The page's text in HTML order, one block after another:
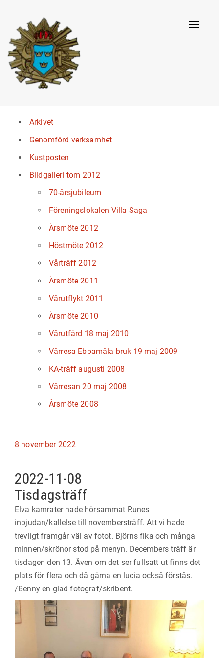
Arkivet
Genomförd verksamhet
Kustposten
Bildgalleri tom 2012
70-årsjubileum
Föreningslokalen Villa Saga
Årsmöte 2012
Höstmöte 2012
Vårträff 2012
Årsmöte 2011
Vårutflykt 2011
Årsmöte 2010
Vårutfärd 18 maj 2010
Vårresa Ebbamåla bruk 19 maj 2009
KA-träff augusti 2008
Vårresan 20 maj 2008
Årsmöte 2008
Publicerad
8 november 2022
2022-11-08
Tisdagsträff
Elva kamrater hade hörsammat Runes
inbjudan/kallelse till novembersträff. Att vi hade
trevligt framgår väl av fotot. Björns fika och många
minnen/skrönor stod på menyn. Decembers träff är
tisdagen den 13. Även om det ser fullsatt ut finns det
plats för flera och då gärna en lucia också förstås.
/Benny en glad fotograf/skribent.